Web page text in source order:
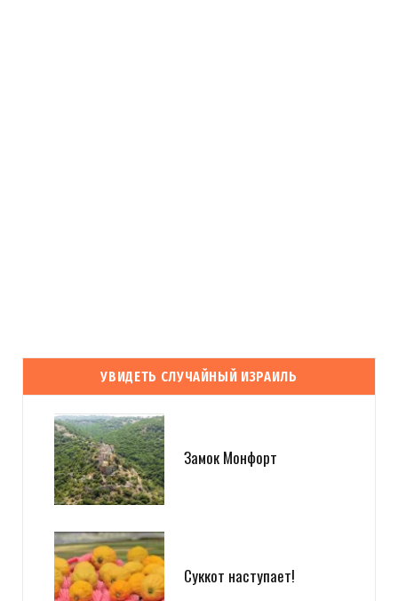
Тель-Авив за это :-) Посмотрите и мои работы прям на моей
http://tziur-kir.co.il ;-)
Загрузка...
Evgeny Ko
14 ЛЕТ AGO
УВИДЕТЬ СЛУЧАЙНЫЙ ИЗРАИЛЬ
Замок Монфорт
Суккот наступает!